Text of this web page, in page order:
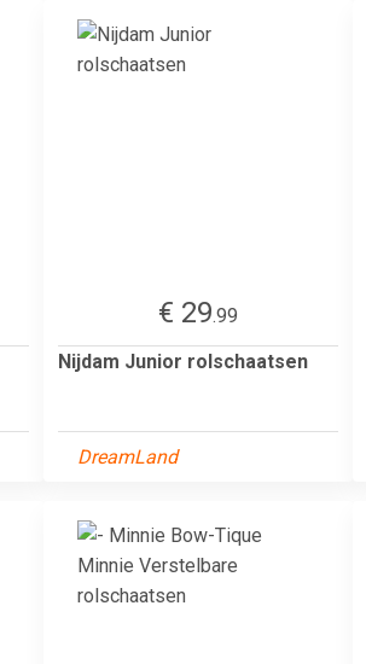
€ 29.99
Nijdam Junior rolschaatsen
DreamLand